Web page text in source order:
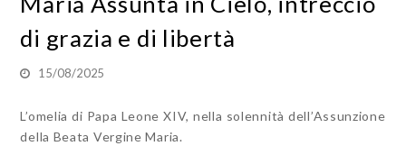
di grazia e di libertà
15/08/2025
L’omelia di Papa Leone XIV, nella solennità dell’Assunzione
della Beata Vergine Maria.